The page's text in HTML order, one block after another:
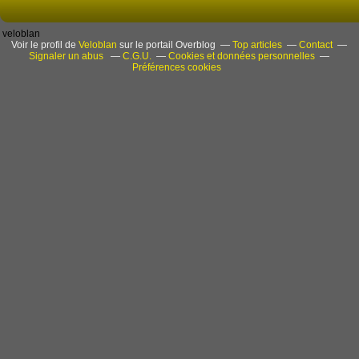
veloblan
Voir le profil deVeloblan sur le portail Overblog Top articles
Contact
Signaler un abus
C.G.U.
Cookies et données personnelles
Préférences cookies